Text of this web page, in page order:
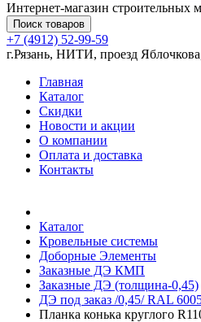
Интернет-магазин строительных
Поиск товаров
+7 (4912) 52-99-59
г.Рязань, НИТИ, проезд
Главная
Каталог
Скидки
Новости и акции
О компании
Оплата и доставка
Контакты
Каталог
Кровельные системы
Доборные Элементы
Заказные ДЭ КМП
Заказные ДЭ (толщина-0,45)
ДЭ под заказ /0,45/ RAL
Планка конька круглого